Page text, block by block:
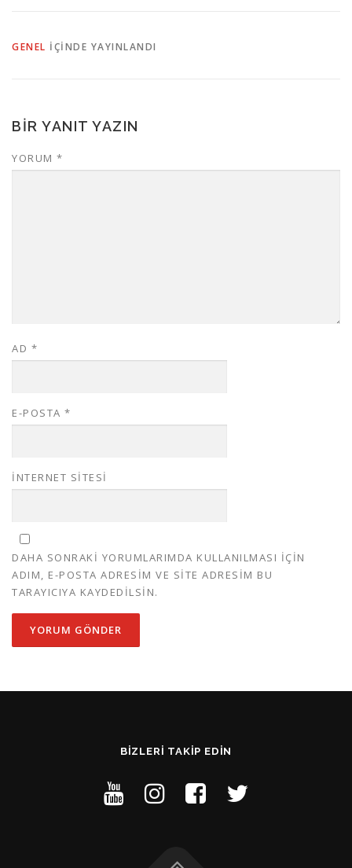
GENEL IÇINDE YAYINLANDI
BIR YANIT YAZIN
YORUM *
AD *
E-POSTA *
İNTERNET SITESI
DAHA SONRAKI YORUMLARIMDA KULLANILMASI IÇIN
ADIM, E-POSTA ADRESIM VE SITE ADRESIM BU
TARAYICIYA KAYDEDILSIN.
BIZLERI TAKIP EDIN